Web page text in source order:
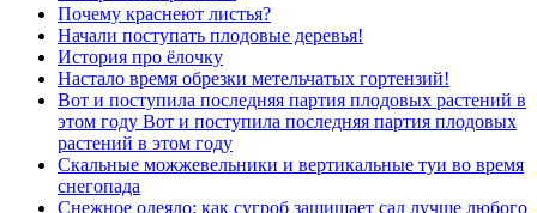
Почему краснеют листья?
Начали поступать плодовые деревья!
История про ёлочку
Настало время обрезки метельчатых гортензий!
Вот и поступила последняя партия плодовых растений в
этом году Вот и поступила последняя партия плодовых
растений в этом году
Скальные можжевельники и вертикальные туи во время
снегопада
Снежное одеяло: как сугроб защищает сад лучше любого